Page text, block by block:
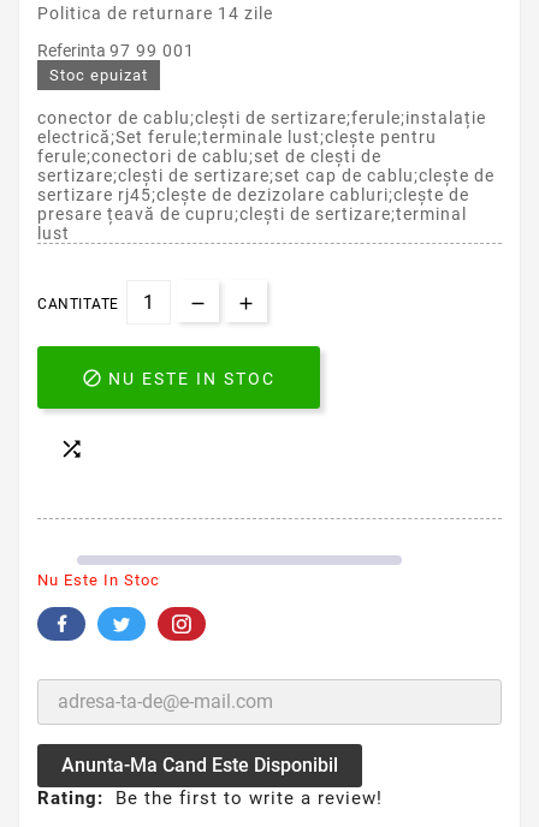
Politica de returnare 14 zile
Referinta 97 99 001
Stoc epuizat
conector de cablu;clești de sertizare;ferule;instalație
electrică;Set ferule;terminale lust;clește pentru
ferule;conectori de cablu;set de clești de
sertizare;clești de sertizare;set cap de cablu;clește de
sertizare rj45;clește de dezizolare cabluri;clește de
presare țeavă de cupru;clești de sertizare;terminal
lust
CANTITATE
 NU ESTE IN STOC

Nu Este In Stoc
Anunta-Ma Cand Este Disponibil
Rating: Be the first to write a review!